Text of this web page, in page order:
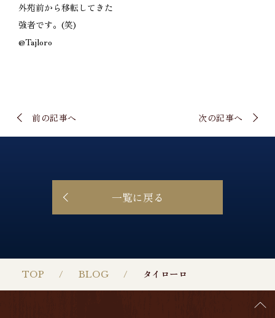
TOP BLOG タイローロ
外苑前から移転してきた
強者です。(笑)
@Tajloro
前の記事へ 次の記事へ
一覧に戻る